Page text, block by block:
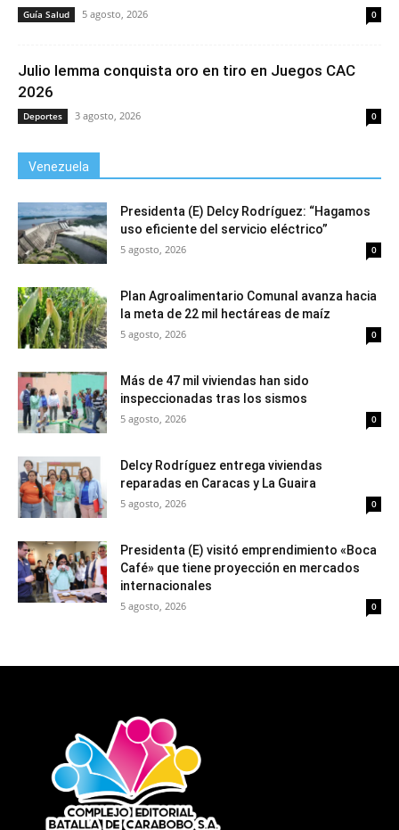
Guía Salud 5 agosto, 2026 0
Julio Iemma conquista oro en tiro en Juegos CAC
2026
Deportes 3 agosto, 2026 0
Venezuela
Presidenta (E) Delcy Rodríguez: “Hagamos
uso eficiente del servicio eléctrico”
5 agosto, 2026 0
Plan Agroalimentario Comunal avanza hacia
la meta de 22 mil hectáreas de maíz
5 agosto, 2026 0
Más de 47 mil viviendas han sido
inspeccionadas tras los sismos
5 agosto, 2026 0
Delcy Rodríguez entrega viviendas
reparadas en Caracas y La Guaira
5 agosto, 2026 0
Presidenta (E) visitó emprendimiento «Boca
Café» que tiene proyección en mercados
internacionales
5 agosto, 2026 0